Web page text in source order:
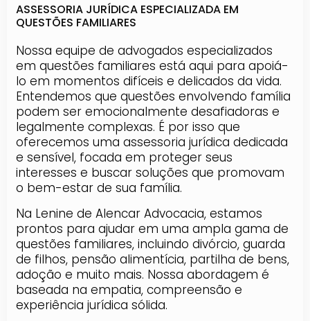
ASSESSORIA JURÍDICA ESPECIALIZADA EM
QUESTÕES FAMILIARES
Nossa equipe de advogados especializados
em questões familiares está aqui para apoiá-
lo em momentos difíceis e delicados da vida.
Entendemos que questões envolvendo família
podem ser emocionalmente desafiadoras e
legalmente complexas. É por isso que
oferecemos uma assessoria jurídica dedicada
e sensível, focada em proteger seus
interesses e buscar soluções que promovam
o bem-estar de sua família.
Na Lenine de Alencar Advocacia, estamos
prontos para ajudar em uma ampla gama de
questões familiares, incluindo divórcio, guarda
de filhos, pensão alimentícia, partilha de bens,
adoção e muito mais. Nossa abordagem é
baseada na empatia, compreensão e
experiência jurídica sólida.